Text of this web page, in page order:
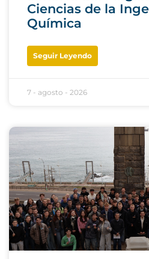
Ciencias de la
Química
Seguir Leyendo
7 - agosto - 2026